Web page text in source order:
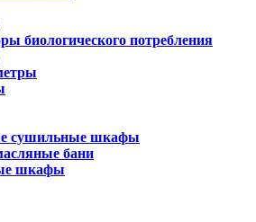
биологического потребления
сушильные шкафы
бани
шкафы